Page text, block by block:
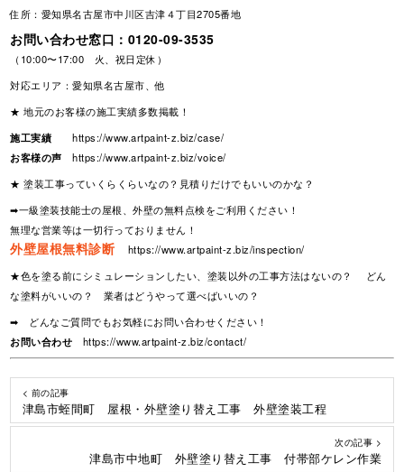
住所：愛知県名古屋市中川区吉津４丁目2705番地
お問い合わせ窓口： 0120-09-3535
（10:00〜17:00 火、祝日定休）
対応エリア：愛知県名古屋市、他
★ 地元のお客様の施工実績多数掲載！
施工実績
https://www.artpaint-z.biz/case/
お客様の声
https://www.artpaint-z.biz/voice/
★ 塗装工事っていくらくらいなの？見積りだけでもいいのかな？
➡一級塗装技能士の屋根、外壁の無料点検をご利用ください！
無理な営業等は一切行っておりません！
外壁屋根無料診断
https://www.artpaint-z.biz/inspection/
★色を塗る前にシミュレーションしたい、塗装以外の工事方法はないの？ どん
な塗料がいいの？ 業者はどうやって選べばいいの？
➡ どんなご質問でもお気軽にお問い合わせください！
お問い合わせ
https://www.artpaint-z.biz/contact/
< 前の記事
津島市蛭間町 屋根・外壁塗り替え工事 外壁塗装工程
次の記事 >
津島市中地町 外壁塗り替え工事 付帯部ケレン作業